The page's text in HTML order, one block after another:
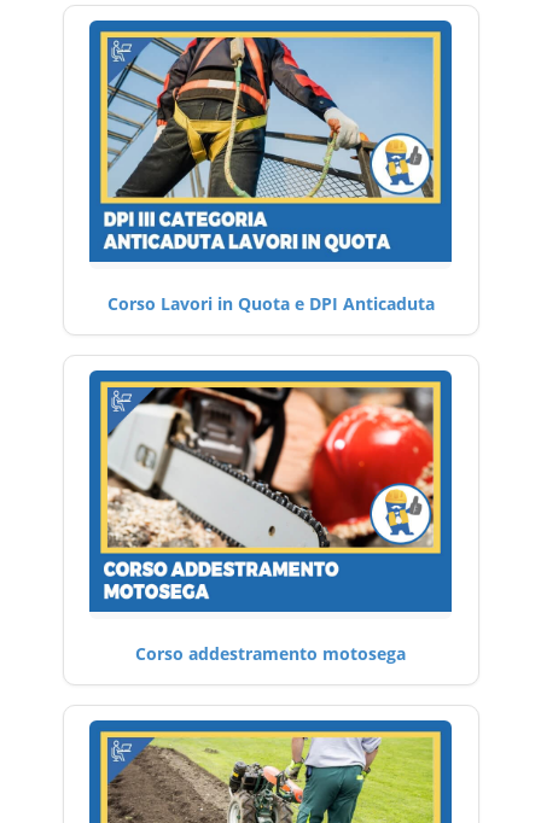
Corso Lavori in Quota e DPI Anticaduta
Corso addestramento motosega